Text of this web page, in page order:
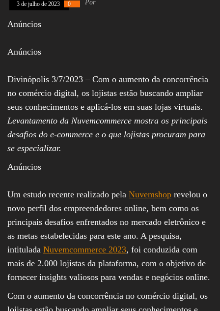
Vinhos, Bebidas,
Receitas, Chef, RH,
Empreendedorismo,
Negócios,
Oportunidades,
3 de julho de 2023 0 Por
Anúncios
Anúncios
Divinópolis 3/7/2023 – Com o aumento da concorrência
no comércio digital, os lojistas estão buscando ampliar
seus conhecimentos e aplicá-los em suas lojas virtuais.
Levantamento da Nuvemcommerce mostra os principais
desafios do e-commerce e o que lojistas procuram para
se especializar.
Anúncios
Um estudo recente realizado pela Nuvemshop revelou o
novo perfil dos empreendedores online, bem como os
principais desafios enfrentados no mercado eletrônico e
as metas estabelecidas para este ano. A pesquisa,
intitulada Nuvemcommerce 2023, foi conduzida com
mais de 2.000 lojistas da plataforma, com o objetivo de
fornecer insights valiosos para vendas e negócios online.
Com o aumento da concorrência no comércio digital, os